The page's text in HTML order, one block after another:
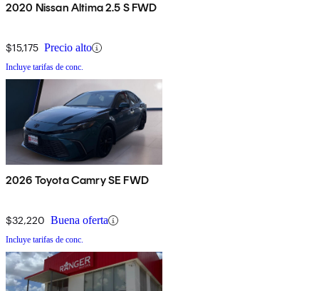
2020 Nissan Altima 2.5 S FWD
$15,175 Precio alto
Incluye tarifas de conc.
2026 Toyota Camry SE FWD
$32,220 Buena oferta
Incluye tarifas de conc.